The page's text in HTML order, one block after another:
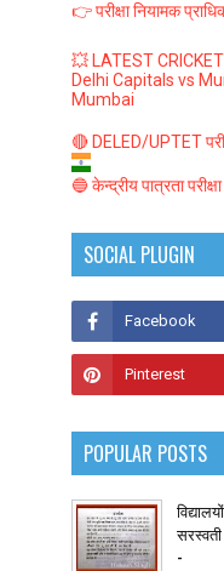
👉 परीक्षा नियामक
💥 LATEST
Delhi Capitals vs
Mumbai
🔴 DELED/UPTET
🔵 केन्द्रीय पात्रता
SOCIAL PLUGIN
POPULAR POSTS
-